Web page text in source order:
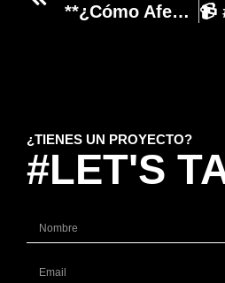
**¿Cómo Afectará La Integración De Gemini En Google Ads A Las Campañas Publicitarias? 🚀**
¿TIENES UN PROYECTO?
#LET'S